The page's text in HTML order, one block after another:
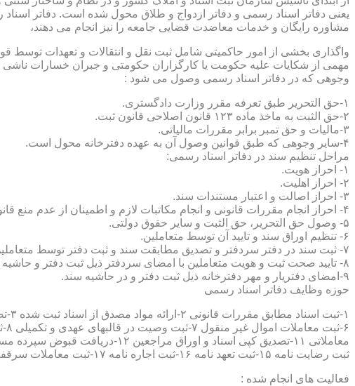
یعنی دفاتر اسناد رسمی و دفاتر ازدواج و طلاق محول شده است. دفاتر
مشاوره رایگان و خدمات معاضدت قضایی جامعه را نیز انجام می دهند،
واگذاری بخشی از امور حاکمیتی شامل ثبت نقل و انتقالات و تعهدات
مهمی از شکایات علیه حکومت یا کارگزاران حکومتی و جبران خسارات
وجوهی که در دفاتر اسناد رسمی وصول می شود :
۱-حق التحریر طبق تعرفه مقرر وزارت دادگستری.
۲-حق الثبت به ماخذ ماده ۱۲۳ قانون اصلاحی قانون ثبت.
۳-مالیات و حق تمبر برابر مقررات مالیاتی.
۴-سایر وجوهی که طبق قوانین وصول آن به عهده دفترخانه محول است.
مراحل تنظیم سند در دفاتر اسناد رسمی:
۱- احراز هویت.
۲- احراز اهلیت.
۳- احراز اصالت و اعتبار مستندات سند.
۴- احراز انجام مقررات قانونی و انجام مکاتبات لازم و اطمینان از عدم منع قانونی تنظیم سند.
۵- وصول حق التحریر، حق الثبت و سایر حقوق دولتی.
۶- تنظیم اوراق سند و تایید آن توسط متعاملین.
۷- ثبت سند در دفتر سردفتر و تصدیق مطابقت سند و ثبت دفتر توسط متعاملین.
۸- تایید صحت ثبت و هویت متعاملین با امضای سردفتر ذیل ثبت دفتر و حاشیه سند.
۹-امضای دفتریار و مهر دفترخانه ذیل ثبت دفتر و در حاشیه سند.
حوزه وظایف دفاتر اسناد رسمی
ثبت رضایت نامه ۱۵-ثبت تعهد نامه ۱۶-ثبت اجاره نامه ۱۷-ثبت معاملات سرقفلی ۱۸-ثبت وقف نامه و اسناد موقوفه ۱۹-ثبت اسناد ضمانت نامه ۲۰-صدور اجرائیه ۲۱-ثبت نکاح ۲۲-ثبت طلاق
فعالیت های انجام شده :